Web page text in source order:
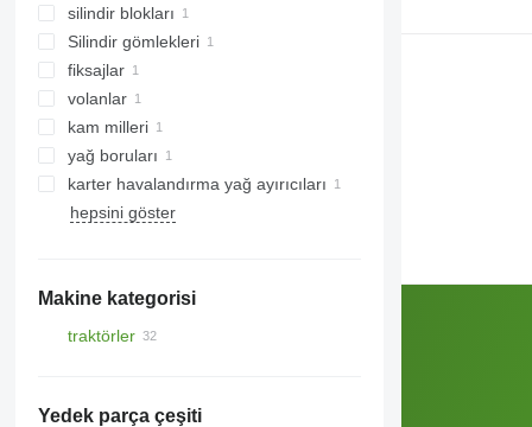
silindir blokları
Silindir gömlekleri
fiksajlar
volanlar
kam milleri
yağ boruları
karter havalandırma yağ ayırıcıları
hepsini göster
Makine kategorisi
traktörler
Yedek parça çeşiti